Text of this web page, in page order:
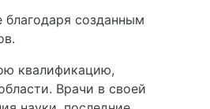
созданным
квалификацию,
Врачи в своей